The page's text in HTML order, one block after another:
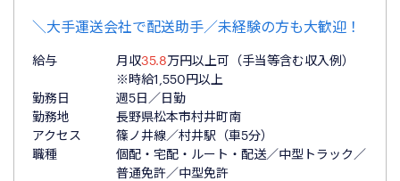
＼大手運送会社で配送助手／未経験の方も大歓迎！
給与 月収35.8万円以上可（手当等含む収入例）
※時給1,550円以上
勤務日
週5日／日勤
勤務地
長野県松本市村井町南
アクセス
篠ノ井線／村井駅（車5分）
職種
個配・宅配・ルート・配送／中型トラック／
普通免許／中型免許